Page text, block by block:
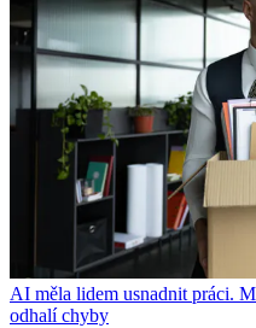
AI měla lidem usnadnit práci.
odhalí chyby